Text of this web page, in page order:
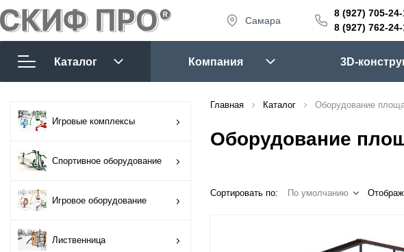
Самара
8 (927) 705-
8 (927) 762-
8 (927) 705-24-12
8 (927) 762-24-12
Запрос прайс-листа
Каталог
оборудование
Игровое
оборудование
Лиственница
Компания 3D-
Игровые комплексы
Спортивное оборудование
Игровое оборудование
Лиственница
Главная Каталог Оборудование
Оборудование
Сортировать по: По умолчанию